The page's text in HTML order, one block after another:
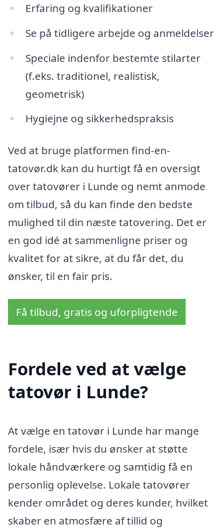
Erfaring og kvalifikationer
Se på tidligere arbejde og anmeldelser
Speciale indenfor bestemte stilarter
(f.eks. traditionel, realistisk,
geometrisk)
Hygiejne og sikkerhedspraksis
Ved at bruge platformen find-en-
tatovør.dk kan du hurtigt få en oversigt
over tatovører i Lunde og nemt anmode
om tilbud, så du kan finde den bedste
mulighed til din næste tatovering. Det er
en god idé at sammenligne priser og
kvalitet for at sikre, at du får det, du
ønsker, til en fair pris.
Få tilbud, gratis og uforpligtende
Fordele ved at vælge
tatovør i Lunde?
At vælge en tatovør i Lunde har mange
fordele, især hvis du ønsker at støtte
lokale håndværkere og samtidig få en
personlig oplevelse. Lokale tatovører
kender området og deres kunder, hvilket
skaber en atmosfære af tillid og